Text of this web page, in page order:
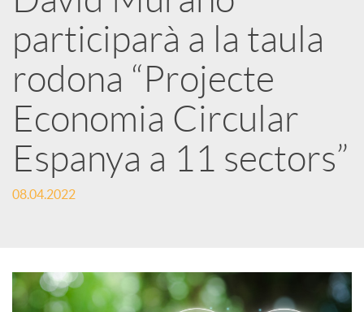
a
r
x
e
S
participarà a la taula
rodona “Projecte
Economia Circular
Espanya a 11 sectors”
08.04.2022